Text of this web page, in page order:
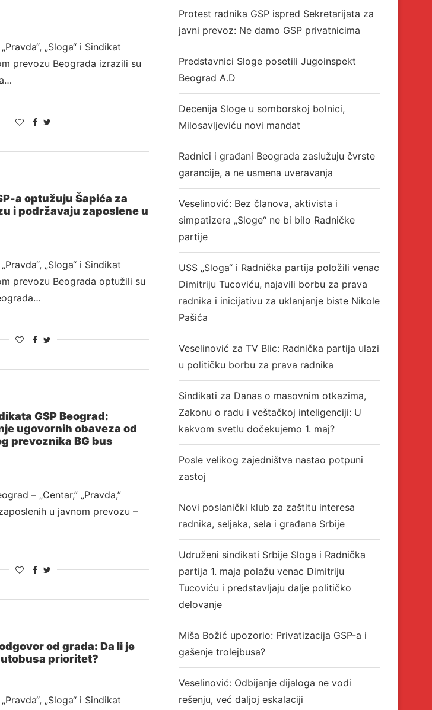
„Sloga“ i Sindikat
prevozu Beograda izrazili su
a optužuju Šapića za
i podržavaju zaposlene u
„Sloga“ i Sindikat
prevozu Beograda optužili su
GSP Beograd:
ugovornih obaveza od
prevoznika BG bus
– „Centar,” „Pravda,”
u javnom prevozu –
od grada: Da li je
prioritet?
„Sloga“ i Sindikat
Protest radnika GSP ispred Sekretarijata za
javni prevoz: Ne damo GSP privatnicima
Predstavnici Sloge posetili Jugoinspekt
Beograd A.D
Decenija Sloge u somborskoj bolnici,
Milosavljeviću novi mandat
Radnici i građani Beograda zaslužuju čvrste
garancije, a ne usmena uveravanja
Veselinović: Bez članova, aktivista i
simpatizera „Sloge“ ne bi bilo Radničke
partije
USS „Sloga“ i Radnička partija položili venac
Dimitriju Tucoviću, najavili borbu za prava
radnika i inicijativu za uklanjanje biste Nikole
Pašića
Veselinović za TV Blic: Radnička partija ulazi
u političku borbu za prava radnika
Sindikati za Danas o masovnim otkazima,
Zakonu o radu i veštačkoj inteligenciji: U
kakvom svetlu dočekujemo 1. maj?
Posle velikog zajedništva nastao potpuni
zastoj
Novi poslanički klub za zaštitu interesa
radnika, seljaka, sela i građana Srbije
Udruženi sindikati Srbije Sloga i Radnička
partija 1. maja polažu venac Dimitriju
Tucoviću i predstavljaju dalje političko
delovanje
Miša Božić upozorio: Privatizacija GSP-a i
gašenje trolejbusa?
Veselinović: Odbijanje dijaloga ne vodi
rešenju, već daljoj eskalaciji